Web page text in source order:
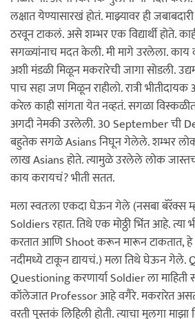
लक्षात येण्यासारखं होतं. माझ्यावर ही
ठरवून टाकलं. असे शम्भर एक विद्यार्थी होते.
सगळ्यांनाच मदत केली. मी मागे उरलेला. काय
अशी मंडळी मिळून मकरारेची जागा सोडली.
पाच सहा जण मिळून राहीलो. रात्री
करेल काही सांगता येत नव्हतं. सगळा
अगदी नेमकी उरलेली. 30 September ची
बहुतेक सगळे Asians निघून गेलेले. शम्भर
लाख Asians होते. त्यामुळे उरलेले लोक
काय करायचं? भीती सतत.
मला स्वतःला एकदा घेऊन गेले (नसबा बॅरॅक्स
Soldiers रहात. तिथे एक मोठ्ठी भिंत आहे. त्या
करतात आणि Shoot करून मारून टाकतात,
नदीमध्ये टाकून द्यायचं.) मला तिथे घेऊन
Questioning करणार्या Soldier ला माहिती
कॉलेजात Professor आहे वगैरे. मकरारेत
वरती पुस्तकं लिहिली होती. त्याचा मुलगा माझा